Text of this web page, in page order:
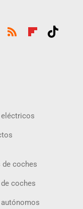
de coches
coches